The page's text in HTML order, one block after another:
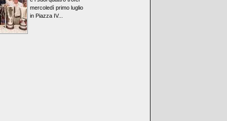
mercoledì primo luglio
in Piazza IV...